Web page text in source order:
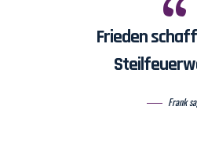
Frieden
Frank